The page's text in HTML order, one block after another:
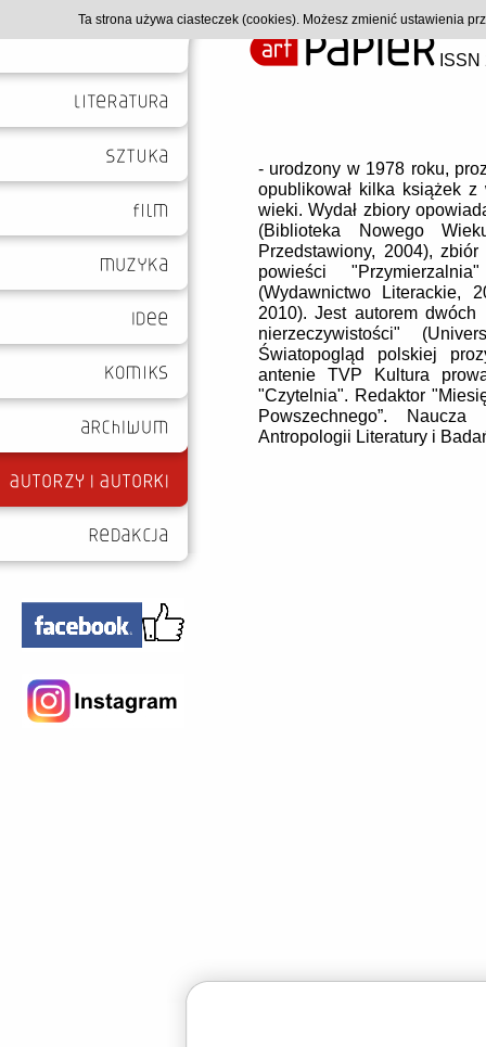
- urodzony w 1978 roku,
opublikował kilka książek
wieki. Wydał zbiory
(Biblioteka Nowego
Przedstawiony, 2004),
powieści
(Wydawnictwo Literackie,
2010). Jest autorem
nierzeczywistości"
Światopogląd polskiej
antenie TVP Kultura
"Czytelnia". Redaktor
Powszechnego”.
Antropologii Literatury i
Ta strona używa ciasteczek (cookies). Możesz zmienić ustawienia